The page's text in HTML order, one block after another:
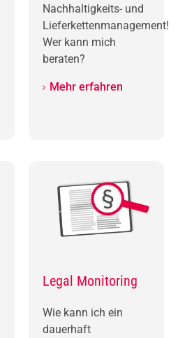
Nachhaltigkeits- und
Lieferkettenmanagement!
Wer kann mich
beraten?
Mehr erfahren
Legal Monitoring
Wie kann ich ein
dauerhaft